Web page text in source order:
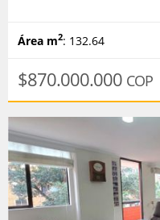
Área m2: 132.64
$870.000.000 COP